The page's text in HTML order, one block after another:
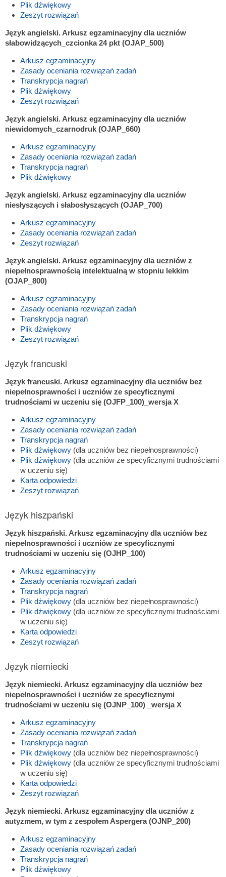
Plik dźwiękowy
Zeszyt rozwiązań
Język angielski. Arkusz egzaminacyjny dla uczniów
słabowidzących_czcionka 24 pkt (OJAP_500)
Arkusz egzaminacyjny
Zasady oceniania rozwiązań zadań
Transkrypcja nagrań
Plik dźwiękowy
Zeszyt rozwiązań
Język angielski. Arkusz egzaminacyjny dla uczniów
niewidomych_czarnodruk (OJAP_660)
Arkusz egzaminacyjny
Zasady oceniania rozwiązań zadań
Transkrypcja nagrań
Plik dźwiękowy
Język angielski. Arkusz egzaminacyjny dla uczniów
niesłyszących i słabosłyszących (OJAP_700)
Arkusz egzaminacyjny
Zasady oceniania rozwiązań zadań
Zeszyt rozwiązań
Język angielski. Arkusz egzaminacyjny dla uczniów z
niepełnosprawnością intelektualną w stopniu lekkim
(OJAP_800)
Arkusz egzaminacyjny
Zasady oceniania rozwiązań zadań
Transkrypcja nagrań
Plik dźwiękowy
Zeszyt rozwiązań
Język francuski
Język francuski. Arkusz egzaminacyjny dla uczniów bez
niepełnosprawności i uczniów ze specyficznymi
trudnościami w uczeniu się (OJFP_100)_wersja X
Arkusz egzaminacyjny
Zasady oceniania rozwiązań zadań
Transkrypcja nagrań
Plik dźwiękowy (dla uczniów bez niepełnosprawności)
Plik dźwiękowy (dla uczniów ze specyficznymi trudnościami
w uczeniu się)
Karta odpowiedzi
Zeszyt rozwiązań
Język hiszpański
Język hiszpański. Arkusz egzaminacyjny dla uczniów bez
niepełnosprawności i uczniów ze specyficznymi
trudnościami w uczeniu się (OJHP_100)
Arkusz egzaminacyjny
Zasady oceniania rozwiązań zadań
Transkrypcja nagrań
Plik dźwiękowy (dla uczniów bez niepełnosprawności)
Plik dźwiękowy (dla uczniów ze specyficznymi trudnościami
w uczeniu się)
Karta odpowiedzi
Zeszyt rozwiązań
Język niemiecki
Język niemiecki. Arkusz egzaminacyjny dla uczniów bez
niepełnosprawności i uczniów ze specyficznymi
trudnościami w uczeniu się (OJNP_100) _wersja X
Arkusz egzaminacyjny
Zasady oceniania rozwiązań zadań
Transkrypcja nagrań
Plik dźwiękowy (dla uczniów bez niepełnosprawności)
Plik dźwiękowy (dla uczniów ze specyficznymi trudnościami
w uczeniu się)
Karta odpowiedzi
Zeszyt rozwiązań
Język niemiecki. Arkusz egzaminacyjny dla uczniów z
autyzmem, w tym z zespołem Aspergera (OJNP_200)
Arkusz egzaminacyjny
Zasady oceniania rozwiązań zadań
Transkrypcja nagrań
Plik dźwiękowy